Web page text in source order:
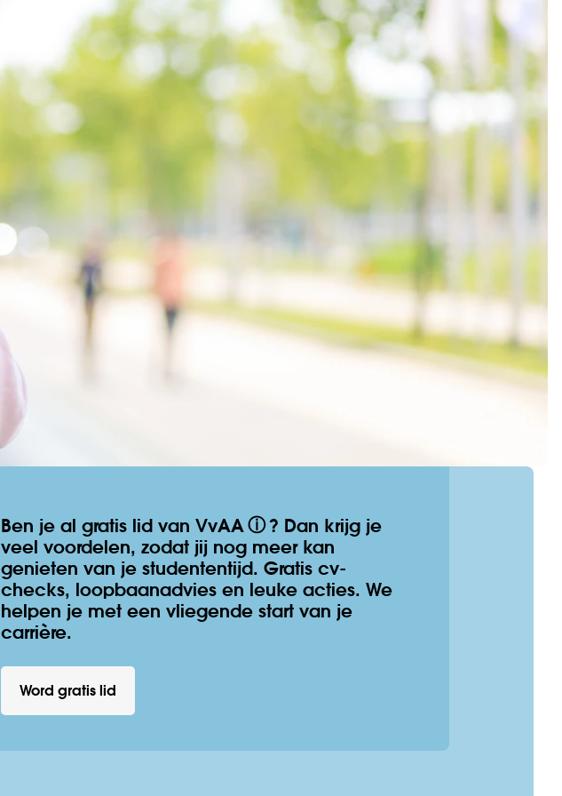
Ben je al gratis lid van VvAA ⓘ ? Dan krijg je
veel voordelen, zodat jij nog meer kan
genieten van je studententijd. Gratis cv-
checks, loopbaanadvies en leuke acties. We
helpen je met een vliegende start van je
carrière.
Word gratis lid